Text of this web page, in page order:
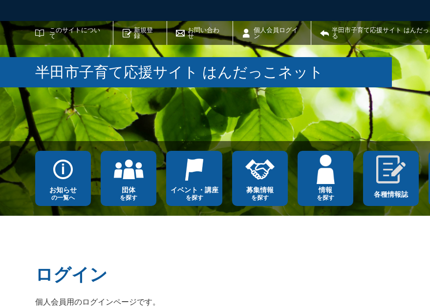
このサイトについ
て
新規登
録
お問い合わ
せ
個人会員ログイ
ン
半田市子育て応援サイト はんだ
る
サイト内検索
半田市子育て応援サイト はんだっこネット
お知らせ
の一覧へ
団体
を探す
イベント・講座
を探す
募集情報
を探す
情報
を探す 各種情報誌
ログイン
個人会員用のログインページです。